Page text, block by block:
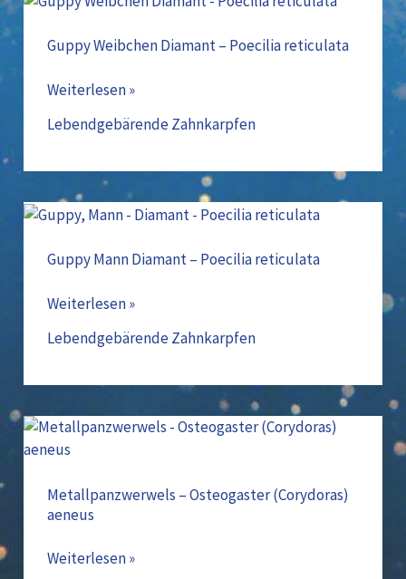
Guppy Weibchen Diamant – Poecilia reticulata
Diamant
Poecilia
Weiterlesen »
Lebendgebärende Zahnkarpfen
Guppy Mann Diamant – Poecilia reticulata
Guppy
Diamant
Poecilia
Weiterlesen »
Lebendgebärende Zahnkarpfen
Metallpanzwerwels – Osteogaster (Corydoras)
aeneus
Metallpanzwerwels
–
(Corydoras)
aeneus
Weiterlesen »